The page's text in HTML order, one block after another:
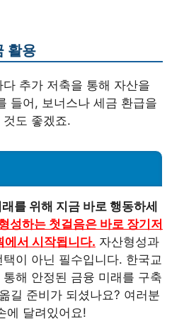
활용
추가 저축을 통해 자산을
들어, 보너스나 세금 환급을
도 좋겠죠.
를 위해 지금 바로 행동하세
성하는 첫걸음은 바로 장기저
에서 시작됩니다. 자산형성과
이 아닌 필수입니다. 한국교
해 안정된 금융 미래를 구축
길 준비가 되셨나요? 여러분
에 달려있어요!